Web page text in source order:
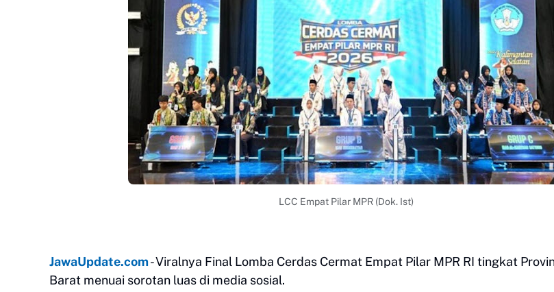
LCC Empat Pilar MPR (Dok. Ist)
JawaUpdate.com- Viralnya Final Lomba Cerdas Cermat Empat Pilar MPR RI tingkat
Barat menuai sorotan luas di media sosial.